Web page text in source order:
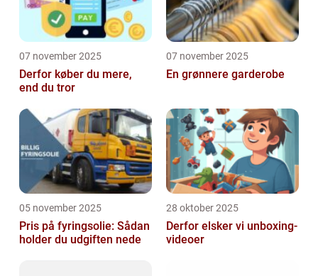
07 november 2025
Derfor køber du mere,
end du tror
07 november 2025
En grønnere garderobe
05 november 2025
Pris på fyringsolie: Sådan
holder du udgiften nede
28 oktober 2025
Derfor elsker vi unboxing-
videoer